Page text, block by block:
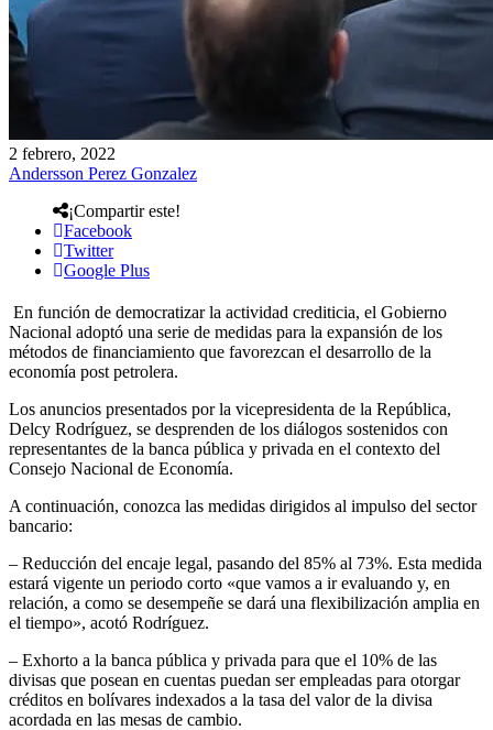
2 febrero, 2022
Andersson Perez Gonzalez
¡Compartir este!
Facebook
Twitter
Google Plus
En función de democratizar la actividad crediticia, el Gobierno
Nacional adoptó una serie de medidas para la expansión de los
métodos de financiamiento que favorezcan el desarrollo de la
economía post petrolera.
Los anuncios presentados por la vicepresidenta de la República,
Delcy Rodríguez, se desprenden de los diálogos sostenidos con
representantes de la banca pública y privada en el contexto del
Consejo Nacional de Economía.
A continuación, conozca las medidas dirigidos al impulso del sector
bancario:
– Reducción del encaje legal, pasando del 85% al 73%. Esta medida
estará vigente un periodo corto «que vamos a ir evaluando y, en
relación, a como se desempeñe se dará una flexibilización amplia en
el tiempo», acotó Rodríguez.
– Exhorto a la banca pública y privada para que el 10% de las
divisas que posean en cuentas puedan ser empleadas para otorgar
créditos en bolívares indexados a la tasa del valor de la divisa
acordada en las mesas de cambio.